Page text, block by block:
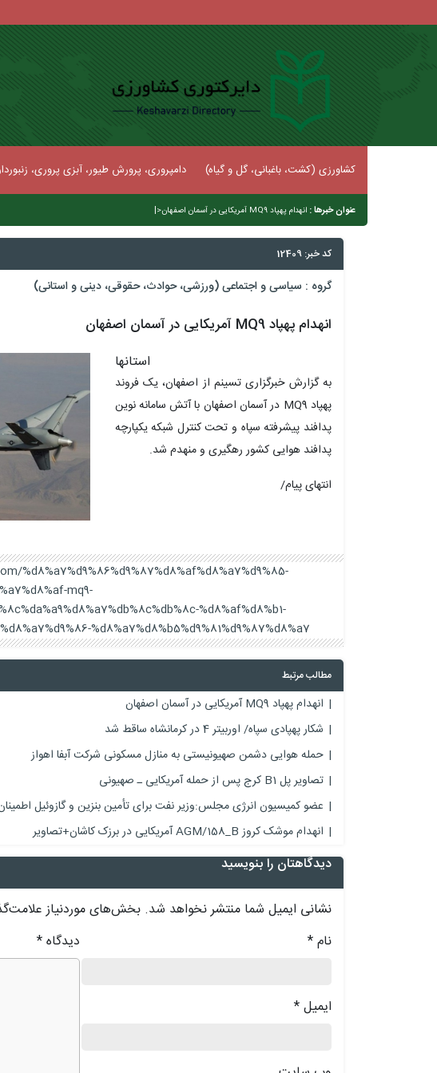
کشاورزی (کشت، باغبانی، گل و گیاه) دامپروری، پرورش طیور، آبزی پروری،
عنوان خبرها : انهدام پهپاد MQ9 آمریکایی در آسمان اصفهان |
کد خبر: 12409
گروه : سیاسی و اجتماعی (ورزشی، حوادث، حقوقی، دینی و استانی)
انهدام پهپاد MQ9 آمریکایی در آسمان اصفهان
استانها
به گزارش خبرگزاری تسینم از اصفهان، یک فروند
پهپاد MQ9 در آسمان اصفهان با آتش سامانه نوین
پدافند پیشرفته سپاه و تحت کنترل شبکه یکپارچه
پدافند هوایی کشور رهگیری و منهدم شد.
انتهای پیام/
%d8%a7%d9%86%d9%87%d8%af%d8%a7%d9%85-
mq9-
%d8%af%d8%b1-
%d8%a7%d8%b5%d9%81%d9%87%d8%a7/
مطالب مرتبط
انهدام پهپاد MQ9 آمریکایی در آسمان اصفهان
‌شکار پهپادی سپاه/ اوربیتر 4 در ‌کرمانشاه ساقط شد‌
حمله هوایی دشمن صهیونیستی به منازل مسکونی شرکت آبفا اهواز
تصاویر پل B1 کرج پس از حمله آمریکایی ـ صهیونی
عضو کمیسیون انرژی مجلس:وزیر نفت برای تأمین بنزین و گازوئیل
انهدام موشک کروز AGM/158_B آمریکایی در برزک کاشان+تصاویر
دیدگاهتان را بنویسید
نشانی ایمیل شما منتشر نخواهد شد. بخش‌های موردنیاز
دیدگاه* نام*
ایمیل*